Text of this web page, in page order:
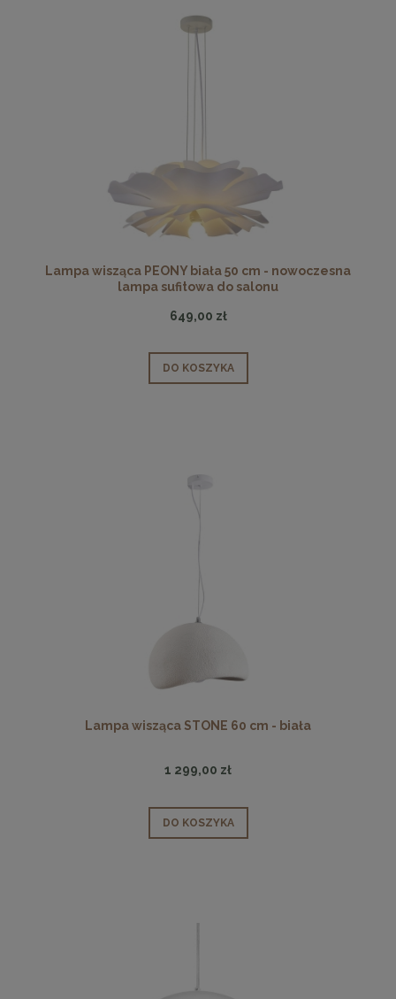
Lampa wisząca PEONY biała 50 cm - nowoczesna
lampa sufitowa do salonu
649,00 zł
DO KOSZYKA
Lampa wisząca STONE 60 cm - biała
1 299,00 zł
DO KOSZYKA